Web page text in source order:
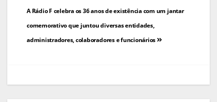
Navegação
de
artigos
A Rádio F celebra os 36 anos de existência com um jantar
comemorativo que juntou diversas entidades,
administradores, colaboradores e funcionários